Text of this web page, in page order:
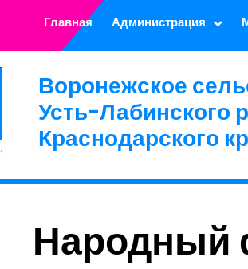
Главная Администрация
Воронежское
Усть-Лабинского
Краснодарского
Народный